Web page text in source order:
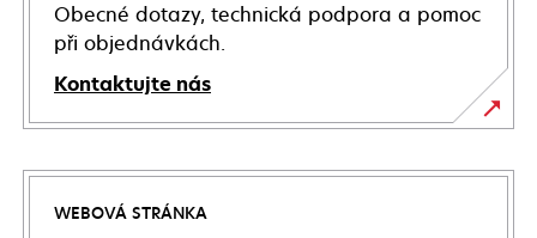
Obecné dotazy, technická podpora a pomoc
při objednávkách.
Kontaktujte nás
WEBOVÁ STRÁNKA